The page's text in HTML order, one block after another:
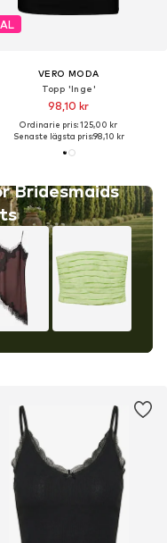
VERO MODA
Topp 'Inge'
98,10 kr
Ordinarie pris: 125,00 kr
Senaste lägsta pris:98,10 kr
Bridesmaids